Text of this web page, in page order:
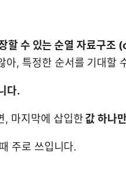
할 수 있는 순열 자료구
아, 특정한 순서를 기대할
다.
, 마지막에 삽입한값 하나
주로 쓰입니다.